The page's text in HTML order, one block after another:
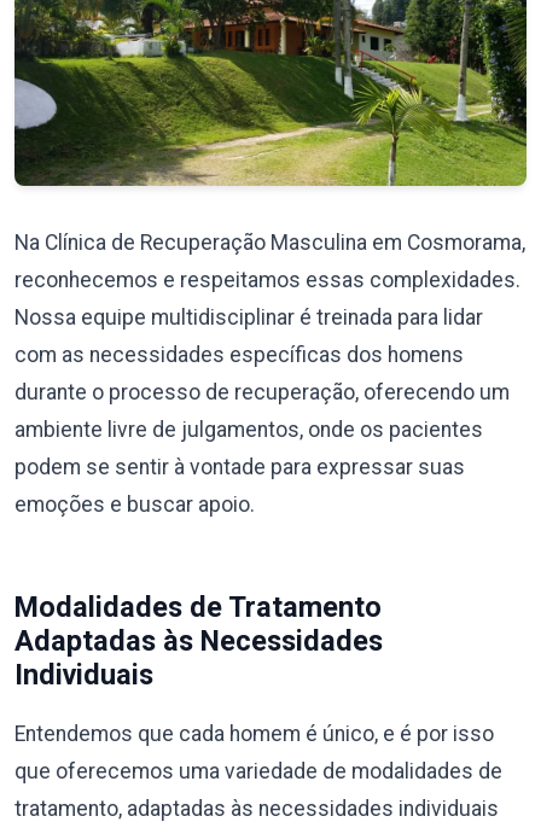
Na Clínica de Recuperação Masculina em Cosmorama,
reconhecemos e respeitamos essas complexidades.
Nossa equipe multidisciplinar é treinada para lidar
com as necessidades específicas dos homens
durante o processo de recuperação, oferecendo um
ambiente livre de julgamentos, onde os pacientes
podem se sentir à vontade para expressar suas
emoções e buscar apoio.
Modalidades de Tratamento
Adaptadas às Necessidades
Individuais
Entendemos que cada homem é único, e é por isso
que oferecemos uma variedade de modalidades de
tratamento, adaptadas às necessidades individuais